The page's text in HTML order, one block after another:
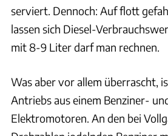
serviert. Dennoch: Auf flott
lassen sich Diesel-
mit 8-9 Liter darf man rechnen.
Was aber vor allem überrascht,
Antriebs aus einem Benziner-
Elektromotoren. An den bei